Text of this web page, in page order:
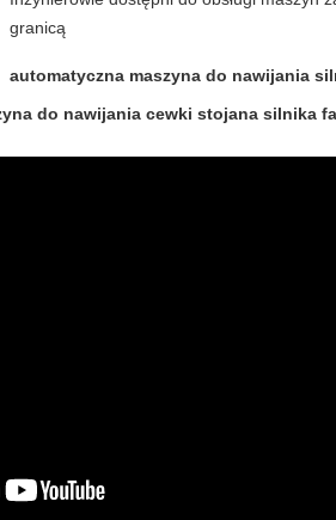
granicą
automatyczna maszyna do nawijania
do nawijania cewki stojana